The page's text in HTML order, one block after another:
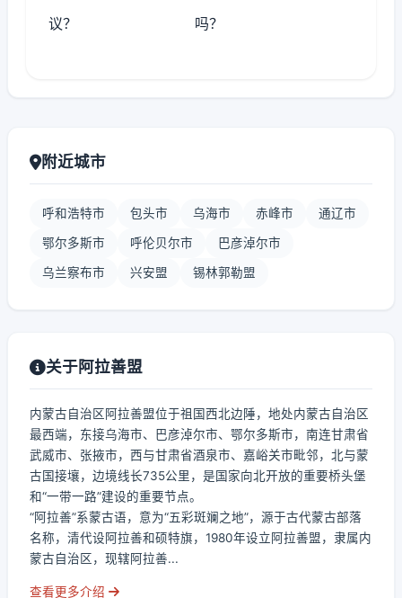
议？ 吗？
附近城市
呼和浩特市 包头市 乌海市 赤峰市 通辽市
鄂尔多斯市 呼伦贝尔市 巴彦淖尔市
乌兰察布市 兴安盟 锡林郭勒盟
关于阿拉善盟
内蒙古自治区阿拉善盟位于祖国西北边陲，地处内蒙古自治区
最西端，东接乌海市、巴彦淖尔市、鄂尔多斯市，南连甘肃省
武威市、张掖市，西与甘肃省酒泉市、嘉峪关市毗邻，北与蒙
古国接壤，边境线长735公里，是国家向北开放的重要桥头堡
和“一带一路”建设的重要节点。
“阿拉善”系蒙古语，意为“五彩斑斓之地”，源于古代蒙古部落
名称，清代设阿拉善和硕特旗，1980年设立阿拉善盟，隶属内
蒙古自治区，现辖阿拉善...
查看更多介绍